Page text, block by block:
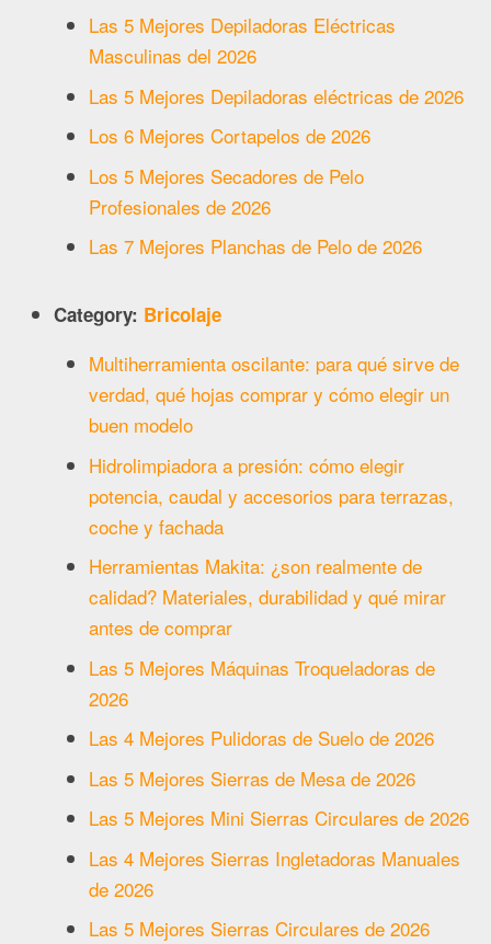
Las 5 Mejores Depiladoras Eléctricas
Masculinas del 2026
Las 5 Mejores Depiladoras eléctricas de 2026
Los 6 Mejores Cortapelos de 2026
Los 5 Mejores Secadores de Pelo
Profesionales de 2026
Las 7 Mejores Planchas de Pelo de 2026
Category: Bricolaje
Multiherramienta oscilante: para qué sirve de
verdad, qué hojas comprar y cómo elegir un
buen modelo
Hidrolimpiadora a presión: cómo elegir
potencia, caudal y accesorios para terrazas,
coche y fachada
Herramientas Makita: ¿son realmente de
calidad? Materiales, durabilidad y qué mirar
antes de comprar
Las 5 Mejores Máquinas Troqueladoras de
2026
Las 4 Mejores Pulidoras de Suelo de 2026
Las 5 Mejores Sierras de Mesa de 2026
Las 5 Mejores Mini Sierras Circulares de 2026
Las 4 Mejores Sierras Ingletadoras Manuales
de 2026
Las 5 Mejores Sierras Circulares de 2026